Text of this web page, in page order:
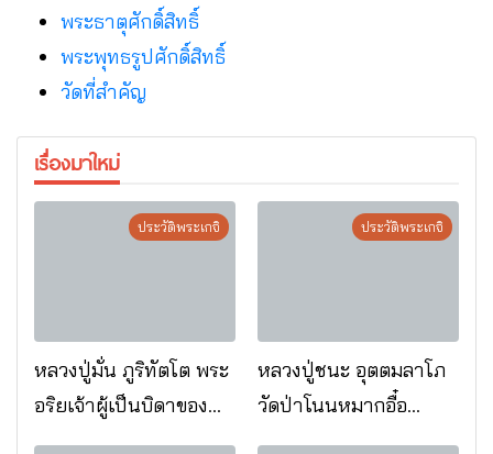
พระธาตุศักดิ์สิทธิ์
พระพุทธรูปศักดิ์สิทธิ์
วัดที่สําคัญ
เรื่องมาใหม่
ประวัติพระเกจิ
หลวงปู่มั่น ภูริทัตโต พระ
อริยเจ้าผู้เป็นบิดาของ
พระกรรมฐาน
ประวัติพระเกจิ
หลวงปู่ชนะ อุตตมลาโภ
วัดป่าโนนหมากอื๋อ
อ.เมือง จ.มหาสารคาม